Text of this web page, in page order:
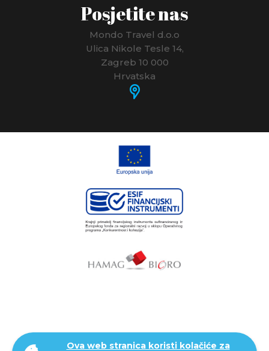
Ova web stranica koristi kolačiće za
Posjetite nas
Mondo Travel d.o.o
Ulica Nikole Tesle 14,
Zagreb 10 000
Hrvatska